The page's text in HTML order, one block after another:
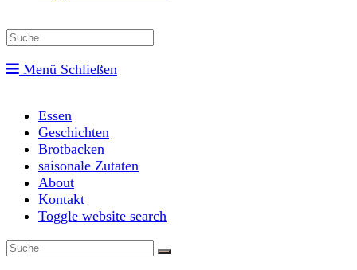
Menü Schließen
Essen
Geschichten
Brotbacken
saisonale Zutaten
About
Kontakt
Toggle website search